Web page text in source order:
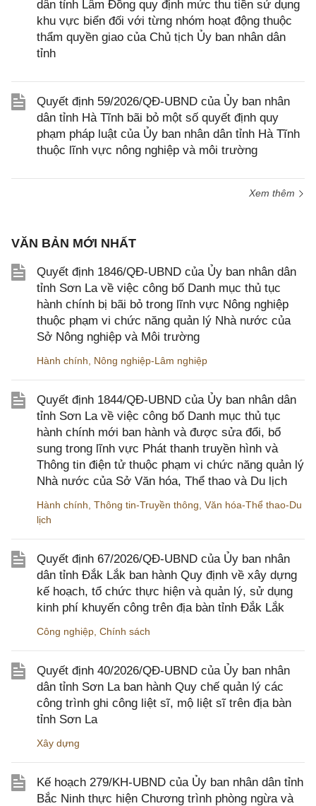
dân tỉnh Lâm Đồng quy định mức thu tiền sử dụng
khu vực biển đối với từng nhóm hoạt động thuộc
thẩm quyền giao của Chủ tịch Ủy ban nhân dân
tỉnh
Quyết định 59/2026/QĐ-UBND của Ủy ban nhân
dân tỉnh Hà Tĩnh bãi bỏ một số quyết định quy
phạm pháp luật của Ủy ban nhân dân tỉnh Hà Tĩnh
thuộc lĩnh vực nông nghiệp và môi trường
Xem thêm
VĂN BẢN MỚI NHẤT
Quyết định 1846/QĐ-UBND của Ủy ban nhân dân
tỉnh Sơn La về việc công bố Danh mục thủ tục
hành chính bị bãi bỏ trong lĩnh vực Nông nghiệp
thuộc phạm vi chức năng quản lý Nhà nước của
Sở Nông nghiệp và Môi trường
Hành chính Nông nghiệp-Lâm nghiệp
Quyết định 1844/QĐ-UBND của Ủy ban nhân dân
tỉnh Sơn La về việc công bố Danh mục thủ tục
hành chính mới ban hành và được sửa đổi, bổ
sung trong lĩnh vực Phát thanh truyền hình và
Thông tin điện tử thuộc phạm vi chức năng quản lý
Nhà nước của Sở Văn hóa, Thể thao và Du lịch
Hành chính Thông tin-Truyền thông Văn hóa-Thể thao-Du
lịch
Quyết định 67/2026/QĐ-UBND của Ủy ban nhân
dân tỉnh Đắk Lắk ban hành Quy định về xây dựng
kế hoạch, tổ chức thực hiện và quản lý, sử dụng
kinh phí khuyến công trên địa bàn tỉnh Đắk Lắk
Công nghiệp Chính sách
Quyết định 40/2026/QĐ-UBND của Ủy ban nhân
dân tỉnh Sơn La ban hành Quy chế quản lý các
công trình ghi công liệt sĩ, mộ liệt sĩ trên địa bàn
tỉnh Sơn La
Xây dựng
Kế hoạch 279/KH-UBND của Ủy ban nhân dân tỉnh
Bắc Ninh thực hiện Chương trình phòng ngừa và